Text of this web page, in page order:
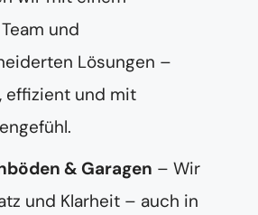
und
Lösungen –
effizient und mit
& Garagen – Wir
und Klarheit – auch in